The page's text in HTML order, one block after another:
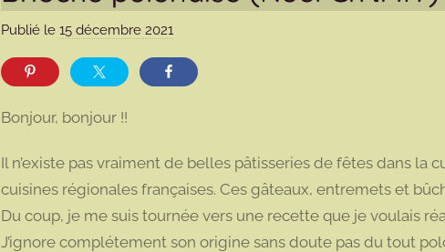
Publié le 15 décembre 2021
m
o
t
t
Bonjour, bonjour !!
Il n’existe pas vraiment de belles pâtisseries de fêtes dans la
cuisines régionales françaises. Ces gâteaux, entremets et
Du coup, je me suis tournée vers une recette que je voulais
J’ignore complétement son origine sans doute pas du tout